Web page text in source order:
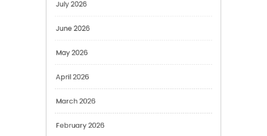
June 2026
May 2026
April 2026
March 2026